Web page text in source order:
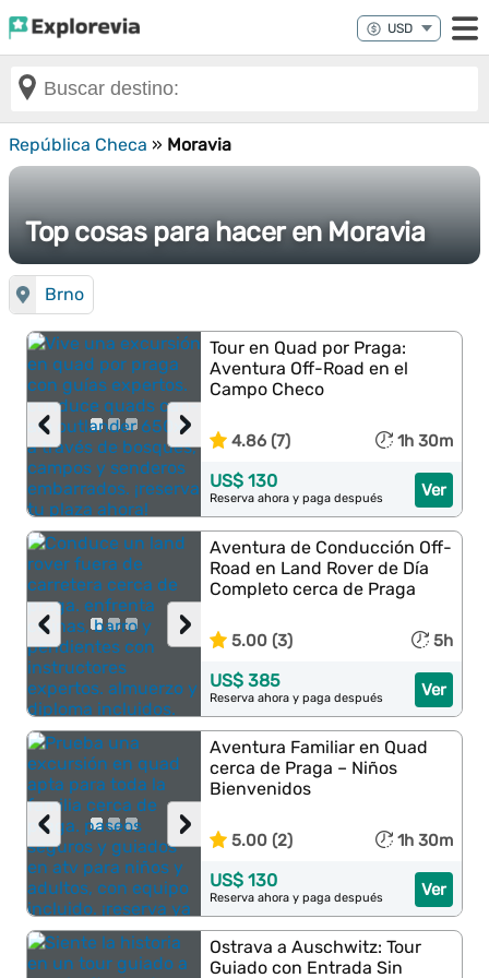
República Checa » Moravia
Top cosas para hacer en Moravia
Brno
›
‹
Tour en Quad por Praga:
Aventura Off-Road en el
Campo Checo
4.86 (7) 1h 30m
Ver
US$ 130
Reserva ahora y paga después
›
‹
Aventura de Conducción Off-
Road en Land Rover de Día
Completo cerca de Praga
5.00 (3) 5h
Ver
US$ 385
Reserva ahora y paga después
›
‹
Aventura Familiar en Quad
cerca de Praga – Niños
Bienvenidos
5.00 (2) 1h 30m
Ver
US$ 130
Reserva ahora y paga después
Ostrava a Auschwitz: Tour
Guiado con Entrada Sin